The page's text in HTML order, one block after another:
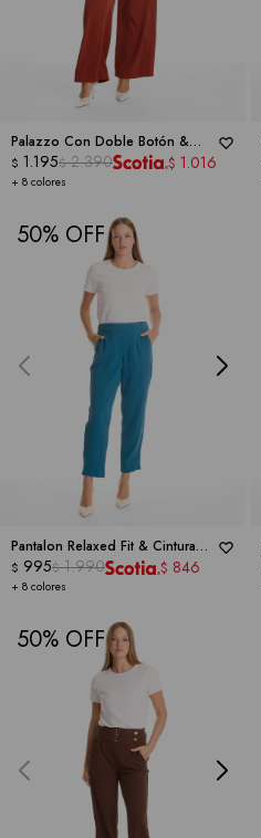
Palazzo Con Doble Botón &
Cintura Elástica -DICTIONARY
+ 8 colores
$ 1.195$ 2.390 $ 1.016
50
Pantalon Relaxed Fit & Cintura
Elástica Posterior -DICTIONARY
+ 8 colores
$ 995$ 1.990 $ 846
50